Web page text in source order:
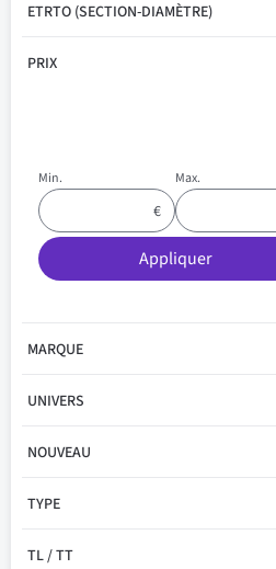
ETRTO (SECTION-DIAMÈTRE)
PRIX
Min. Max.
Appliquer
MARQUE
UNIVERS
NOUVEAU
TYPE
TL / TT